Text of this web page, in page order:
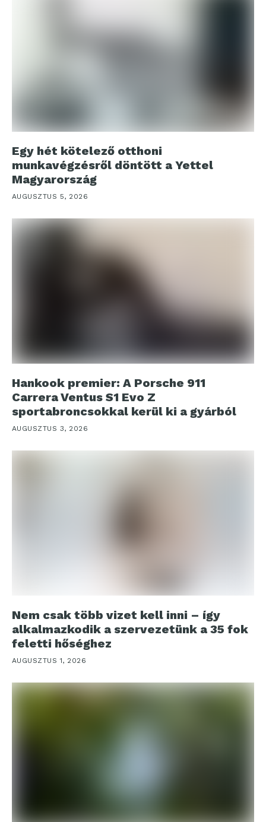
Egy hét kötelező otthoni
munkavégzésről döntött a Yettel
Magyarország
AUGUSZTUS 5, 2026
Hankook premier: A Porsche 911
Carrera Ventus S1 Evo Z
sportabroncsokkal kerül ki a gyárból
AUGUSZTUS 3, 2026
Nem csak több vizet kell inni – így
alkalmazkodik a szervezetünk a 35 fok
feletti hőséghez
AUGUSZTUS 1, 2026